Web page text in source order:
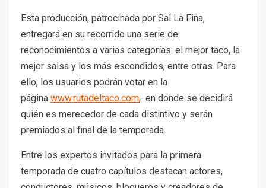
Esta producción, patrocinada por Sal La Fina,
entregará en su recorrido una serie de
reconocimientos a varias categorías: el mejor taco, la
mejor salsa y los más escondidos, entre otras. Para
ello, los usuarios podrán votar en la
página www.rutadeltaco.com, en donde se decidirá
quién es merecedor de cada distintivo y serán
premiados al final de la temporada.
Entre los expertos invitados para la primera
temporada de cuatro capítulos destacan actores,